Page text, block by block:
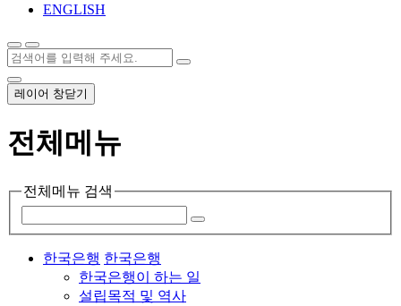
ENGLISH
레이어 창닫기
전체메뉴
전체메뉴 검색
한국은행 한국은행
한국은행이 하는 일
설립목적 및 역사